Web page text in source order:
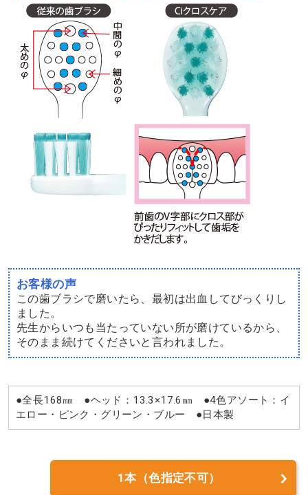
お客様の声
この歯ブラシで磨いたら、最初は出血してびっくりし
ました。
先生からいつも当たっていない所が磨けているから、
そのまま続けてくださいと言われました。
●全長168㎜ ●ヘッド：13.3×17.6㎜ ●4色アソート：イ
エロー・ピンク・グリーン・ブルー ●日本製
1本（色指定不可）